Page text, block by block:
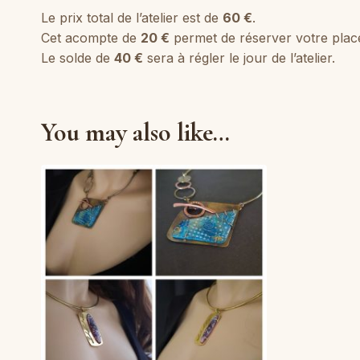
Le prix total de l’atelier est de 60 €.
Cet acompte de 20 € permet de réserver votre
Le solde de 40 € sera à régler le jour de l’atelier.
You may also like…